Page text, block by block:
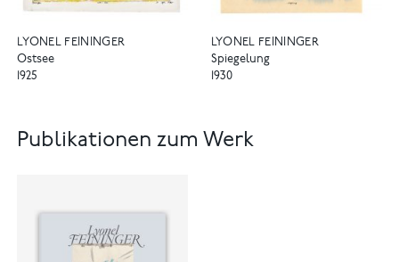
LYONEL FEININGER
Ostsee
1925
LYONEL FEININGER
Spiegelung
1930
Publikationen zum Werk